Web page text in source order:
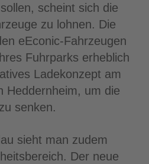
scheint sich die
zu lohnen. Die
eEconic-Fahrzeugen
Fuhrparks erheblich
Ladekonzept am
Heddernheim, um die
senken.
sieht man zudem
Der neue